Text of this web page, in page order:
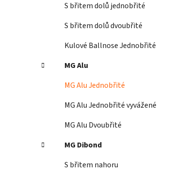
S břitem dolů jednobřité
S břitem dolů dvoubřité
Kulové Ballnose Jednobřité
MG Alu
MG Alu Jednobřité
MG Alu Jednobřité vyvážené
MG Alu Dvoubřité
MG Dibond
S břitem nahoru